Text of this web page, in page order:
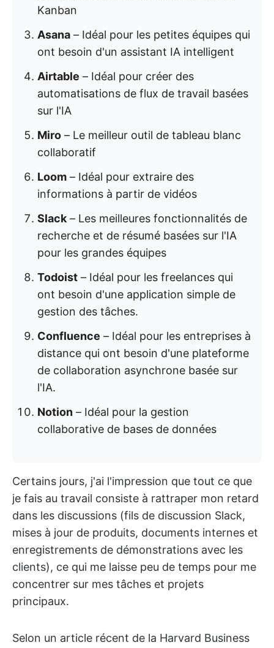
Kanban
Asana – Idéal pour les petites équipes qui
ont besoin d'un assistant IA intelligent
Airtable – Idéal pour créer des
automatisations de flux de travail basées
sur l'IA
Miro – Le meilleur outil de tableau blanc
collaboratif
Loom – Idéal pour extraire des
informations à partir de vidéos
Slack – Les meilleures fonctionnalités de
recherche et de résumé basées sur l'IA
pour les grandes équipes
Todoist – Idéal pour les freelances qui
ont besoin d'une application simple de
gestion des tâches.
Confluence – Idéal pour les entreprises à
distance qui ont besoin d'une plateforme
de collaboration asynchrone basée sur
l'IA.
Notion – Idéal pour la gestion
collaborative de bases de données
Certains jours, j'ai l'impression que tout ce que
je fais au travail consiste à rattraper mon retard
dans les discussions (fils de discussion Slack,
mises à jour de produits, documents internes et
enregistrements de démonstrations avec les
clients), ce qui me laisse peu de temps pour me
concentrer sur mes tâches et projets
principaux.
Selon un article récent de la Harvard Business